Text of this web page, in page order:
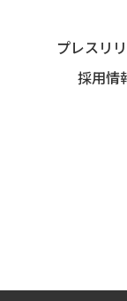
プレスリ
採用情